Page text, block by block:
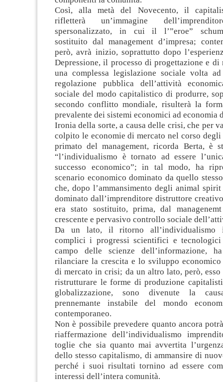
Così, alla metà del Novecento, il
rifletterà un’immagine
spersonalizzato, in cui il l’”eroe”
sostituito dal management d’impresa;
però, avrà inizio, soprattutto dopo
Depressione, il processo di progettazione e
una complessa legislazione sociale volta
regolazione pubblica dell’attività
sociale del modo capitalistico di produrre,
secondo conflitto mondiale, risulterà la
prevalente dei sistemi economici ad economia
Ironia della sorte, a causa delle crisi, che per
colpito le economie di mercato nel corso degli
primato del management, ricorda Berta, è
“l’individualismo è tornato ad essere
successo economico”; in tal modo, ha
scenario economico dominato da quello
che, dopo l’ammansimento degli animal
dominato dall’imprenditore distruttore
era stato sostituito, prima, dal
crescente e pervasivo controllo sociale
Da un lato, il ritorno all’individualismo
complici i progressi scientifici e
campo delle scienze dell’informazione,
rilanciare la crescita e lo sviluppo
di mercato in crisi; da un altro lato, però, esso
ristrutturare le forme di produzione
globalizzazione, sono divenute la
prennemante instabile del mondo
contemporaneo.
Non è possibile prevedere quanto ancora
riaffermazione dell’individualismo
toglie che sia quanto mai avvertita
dello stesso capitalismo, di ammansire di
perché i suoi risultati tornino ad essere
interessi dell’intera comunità.